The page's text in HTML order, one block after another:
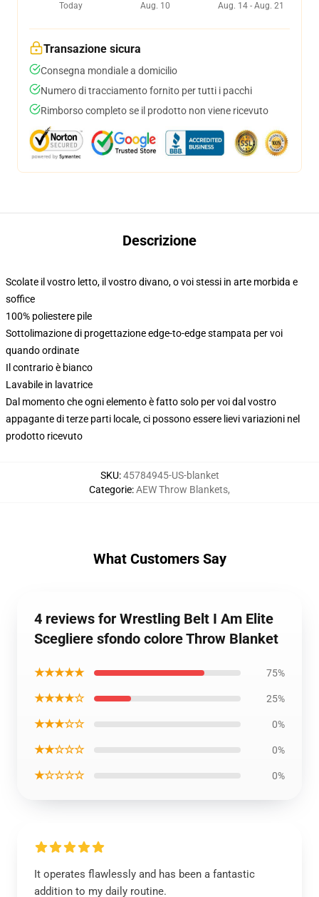
Today
Aug. 10
Aug. 14 - Aug. 21
Transazione sicura
Consegna mondiale a domicilio
Numero di tracciamento fornito per tutti i pacchi
Rimborso completo se il prodotto non viene ricevuto
Descrizione
Scolate il vostro letto, il vostro divano, o voi stessi in arte morbida e
soffice
100% poliestere pile
Sottolimazione di progettazione edge-to-edge stampata per voi
quando ordinate
Il contrario è bianco
Lavabile in lavatrice
Dal momento che ogni elemento è fatto solo per voi dal vostro
appagante di terze parti locale, ci possono essere lievi variazioni nel
prodotto ricevuto
SKU:45784945-US-blanket
Categorie:AEW Throw Blankets,
What Customers Say
4 reviews for Wrestling Belt I Am Elite
Scegliere sfondo colore Throw Blanket
★★★★★ 75%
★★★★☆ 25%
★★★☆☆ 0%
★★☆☆☆ 0%
★☆☆☆☆ 0%
It operates flawlessly and has been a fantastic
addition to my daily routine.